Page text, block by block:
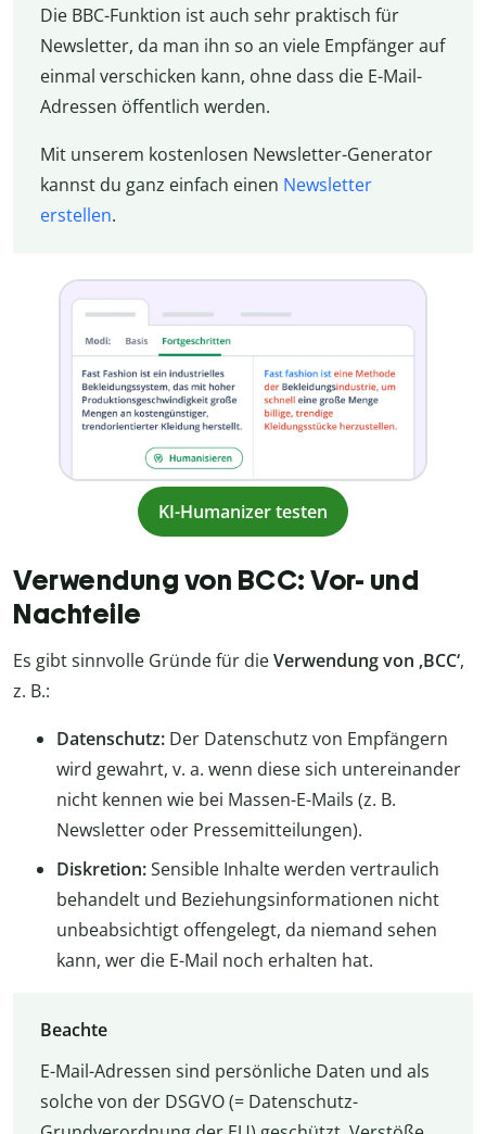
Die BBC-Funktion ist auch sehr praktisch für
Newsletter, da man ihn so an viele Empfänger auf
einmal verschicken kann, ohne dass die E-Mail-
Adressen öffentlich werden.
Mit unserem kostenlosen Newsletter-Generator
kannst du ganz einfach einen Newsletter
erstellen.
KI-Humanizer testen
Verwendung von BCC: Vor- und
Nachteile
Es gibt sinnvolle Gründe für dieVerwendung von ‚BCC‘,
z. B.:
Datenschutz: Der Datenschutz von Empfängern
wird gewahrt, v. a. wenn diese sich untereinander
nicht kennen wie bei Massen-E-Mails (z. B.
Newsletter oder Pressemitteilungen).
Diskretion:Sensible Inhalte werden vertraulich
behandelt und Beziehungsinformationen nicht
unbeabsichtigt offengelegt, da niemand sehen
kann, wer die E-Mail noch erhalten hat.
Beachte
E-Mail-Adressen sind persönliche Daten und als
solche von der DSGVO (= Datenschutz-